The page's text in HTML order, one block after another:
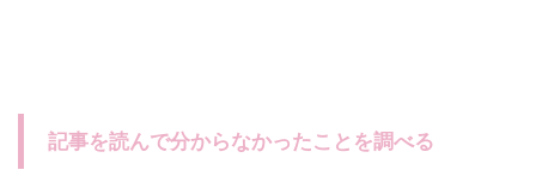
記事を読んで分からなかったことを調べる